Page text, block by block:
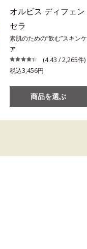
オルビス ディフェン
セラ
素肌のための“飲む”スキンケ
ア
(4.43 / 2,265件)
税込3,456円
商品を選ぶ